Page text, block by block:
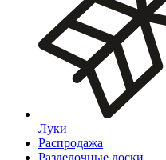
Луки
Распродажа
Разделочные доски